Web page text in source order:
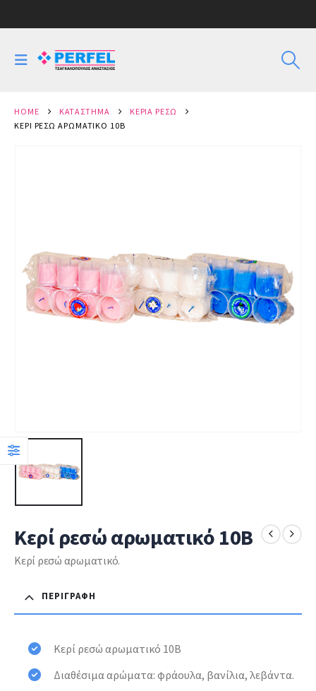
HOME ΚΑΤΆΣΤΗΜΑ
ΚΕΡΙΆ ΡΕΣΏ
ΚΕΡΊ ΡΕΣΏ ΑΡΩΜΑΤΙΚΌ 10Β
Κερί ρεσώ αρωματικό 10Β
Κερί ρεσώ αρωματικό.
ΠΕΡΙΓΡΑΦΉ
Κερί ρεσώ αρωματικό 10Β
Διαθέσιμα αρώματα: φράουλα, βανίλια, λεβάντα.